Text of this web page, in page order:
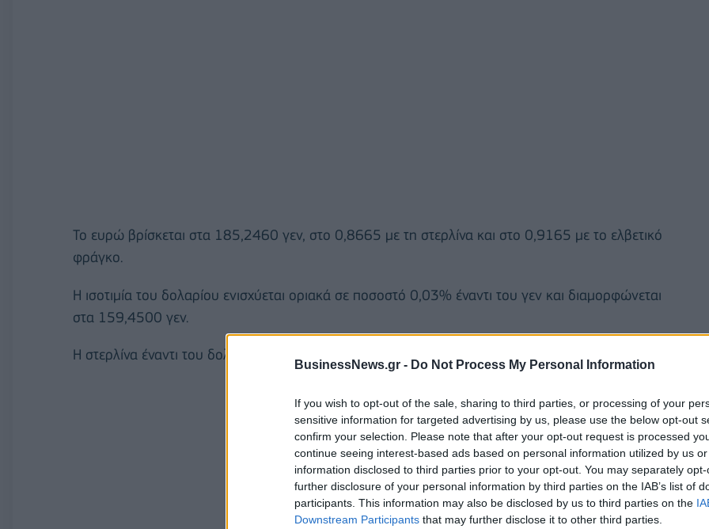
BusinessNews.gr - Do Not Process My Personal Information
If you wish to opt-out of the sale, sharing to third parties, or processing of your
sensitive information for targeted advertising by us, please use the below opt-out
confirm your selection. Please note that after your opt-out request is processed
continue seeing interest-based ads based on personal information utilized by us
information disclosed to third parties prior to your opt-out. You may separately
further disclosure of your personal information by third parties on the IAB’s list of
participants. This information may also be disclosed by us to third parties on the
Downstream Participants that may further disclose it to other third parties.
Το ευρώ βρίσκεται στα 185,2460 γεν, στο 0,8665 με τη στερλίνα και στο 0,9165 με το ελβετικό
φράγκο.
Η ισοτιμία του δολαρίου ενισχύεται οριακά σε ποσοστό 0,03% έναντι του γεν και διαμορφώνεται
στα 159,4500 γεν.
Η στερλίνα έναντι του δολαρίου σημειώνει πτώση 0,16% και διαμορφώνεται στα 1,3406 δολάρια